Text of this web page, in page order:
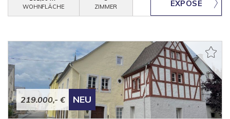
WOHNFLÄCHE
ZIMMER
219.000,- € NEU